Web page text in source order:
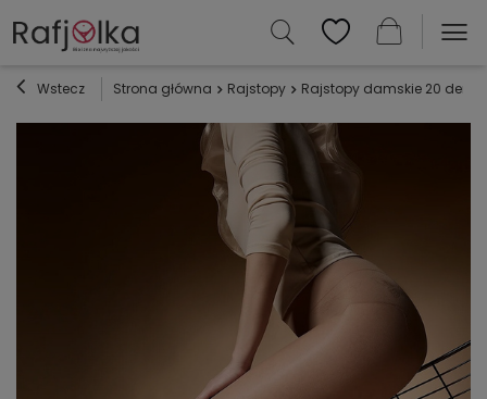
Wstecz Strona główna Rajstopy Rajstopy damskie 20 den